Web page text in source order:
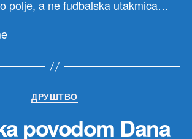
polje, a ne fudbalska utakmica…
Категорије
ДРУШТВО
povodom Dana